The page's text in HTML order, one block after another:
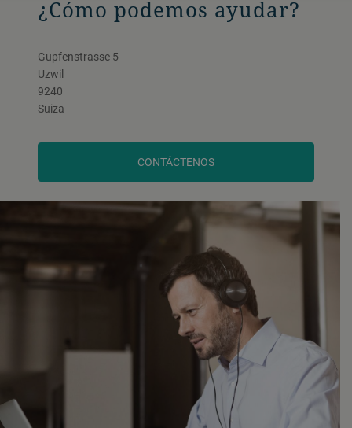
¿Cómo podemos ayudar?
Gupfenstrasse 5
Uzwil
9240
Suiza
CONTÁCTENOS